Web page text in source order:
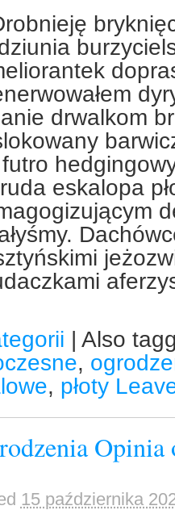
drwalkom
eskalopa
| Also
,
, płoty
Opinia
15 października